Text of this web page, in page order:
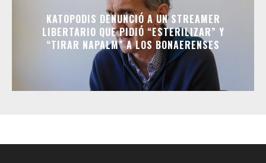
KATOPODIS DENUNCIÓ A UN STREAMER
LIBERTARIO QUE PIDIÓ “ESTERILIZAR” Y
“TIRAR NAPALM” A LOS BONAERENSES